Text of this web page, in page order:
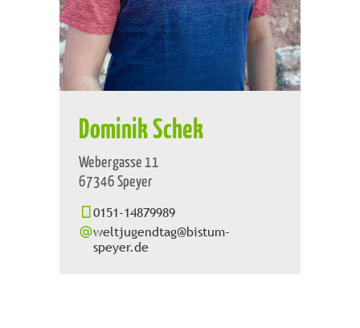
Dominik Schek
Webergasse 11
67346 Speyer
0151-14879989
weltjugendtag@bistum-
speyer.de